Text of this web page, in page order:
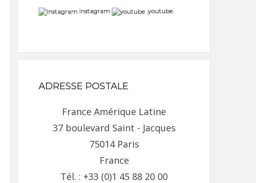
instagram
youtube
ADRESSE POSTALE
France Amérique Latine
37 boulevard Saint - Jacques
75014 Paris
France
Tél. : +33 (0)1 45 88 20 00